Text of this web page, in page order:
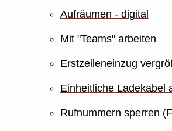
Aufräumen - digital
Mit "Teams" arbeiten
Erstzeileneinzug
Einheitliche Ladekabel
Rufnummern sperren